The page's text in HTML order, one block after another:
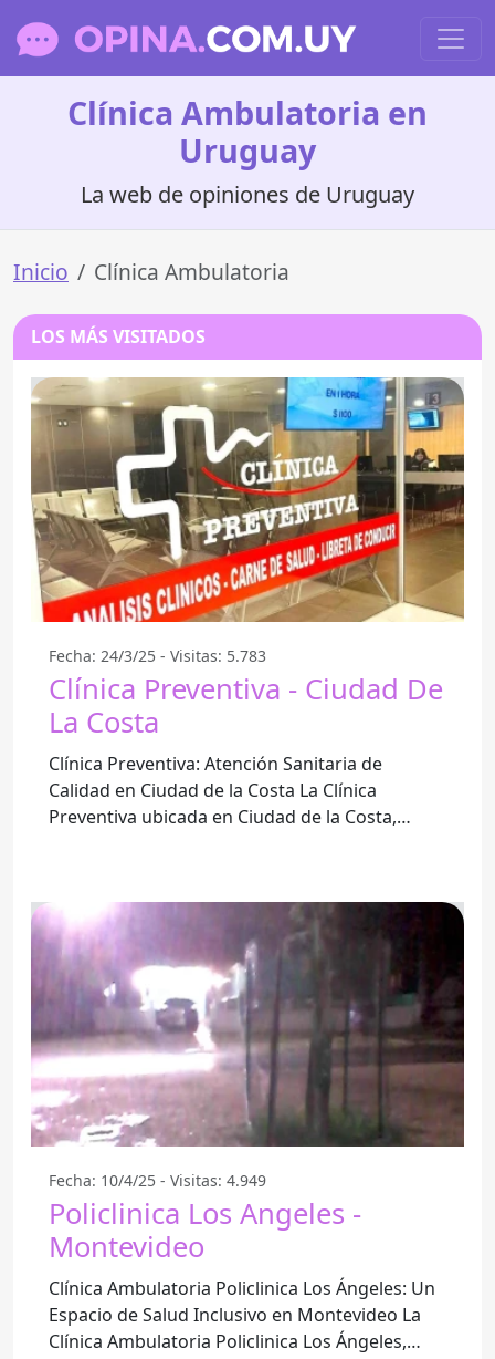
Clínica Ambulatoria en
Uruguay
La web de opiniones de Uruguay
Inicio Clínica Ambulatoria
LOS MÁS VISITADOS
Fecha: 24/3/25 - Visitas: 5.783
Clínica Preventiva - Ciudad De
La Costa
Clínica Preventiva: Atención Sanitaria de
Calidad en Ciudad de la Costa La Clínica
Preventiva ubicada en Ciudad de la Costa,
Fecha: 10/4/25 - Visitas: 4.949
Policlinica Los Angeles -
Montevideo
Clínica Ambulatoria Policlinica Los Ángeles: Un
Espacio de Salud Inclusivo en Montevideo La
Clínica Ambulatoria Policlinica Los Ángeles,